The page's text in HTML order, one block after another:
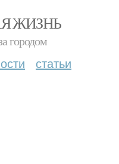
ЖИЗНЬ
городом
статьи